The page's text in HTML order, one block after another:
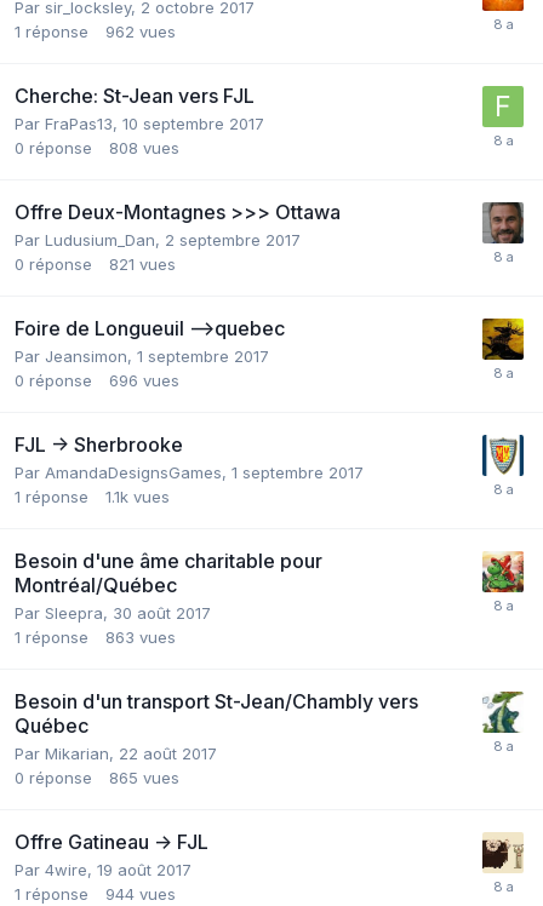
Par sir_locksley, 2 octobre 2017
1 réponse 962 vues
Cherche: St-Jean vers FJL
Par FraPas13, 10 septembre 2017
0 réponse 808 vues
Offre Deux-Montagnes >>> Ottawa
Par Ludusium_Dan, 2 septembre 2017
0 réponse 821 vues
Foire de Longueuil -->quebec
Par Jeansimon, 1 septembre 2017
0 réponse 696 vues
FJL -> Sherbrooke
Par AmandaDesignsGames, 1 septembre 2017
1 réponse 1.1k vues
Besoin d'une âme charitable pour
Montréal/Québec
Par Sleepra, 30 août 2017
1 réponse 863 vues
Besoin d'un transport St-Jean/Chambly vers
Québec
Par Mikarian, 22 août 2017
0 réponse 865 vues
Offre Gatineau -> FJL
Par 4wire, 19 août 2017
1 réponse 944 vues